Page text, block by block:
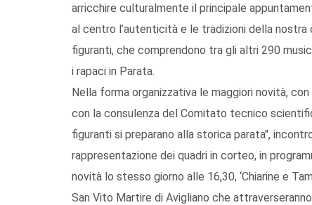
arricchire culturalmente il principale
al centro l’autenticità e le tradizioni della
figuranti, che comprendono tra gli altri 290
i rapaci in Parata.
Nella forma organizzativa le maggiori novità,
con la consulenza del Comitato tecnico
figuranti si preparano alla storica parata",
rappresentazione dei quadri in corteo, in
novità lo stesso giorno alle 16,30, ‘Chiarine e
San Vito Martire di Avigliano che